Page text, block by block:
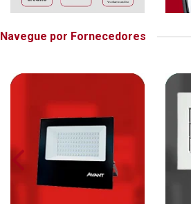
Navegue por Fornecedores